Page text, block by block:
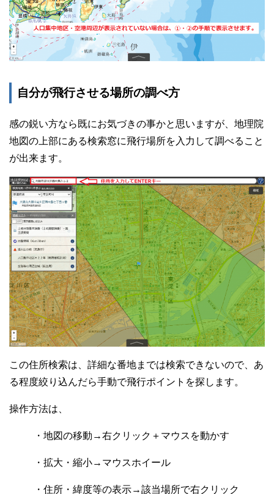
自分が飛行させる場所の調べ方
感の鋭い方なら既にお気づきの事かと思いますが、地理院
地図の上部にある検索窓に飛行場所を入力して調べること
が出来ます。
この住所検索は、詳細な番地までは検索できないので、あ
る程度絞り込んだら手動で飛行ポイントを探します。
操作方法は、
・地図の移動→右クリック＋マウスを動かす
・拡大・縮小→マウスホイール
・住所・緯度等の表示→該当場所で右クリック